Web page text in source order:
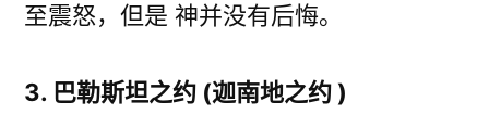
至震怒，但是 神并没有后悔。
3. 巴勒斯坦之约 (迦南地之约 )